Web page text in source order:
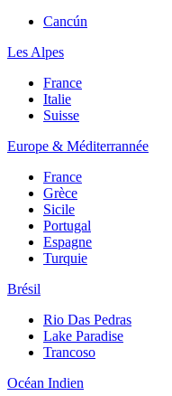
Cancún
Les Alpes
France
Italie
Suisse
Europe & Méditerrannée
France
Grèce
Sicile
Portugal
Espagne
Turquie
Brésil
Rio Das Pedras
Lake Paradise
Trancoso
Océan Indien